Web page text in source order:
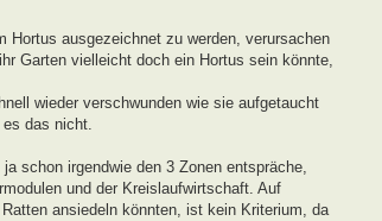
Hortus ausgezeichnet zu werden, verursachen
Garten vielleicht doch ein Hortus sein könnte,
wieder verschwunden wie sie aufgetaucht
das nicht.
schon irgendwie den 3 Zonen entspräche,
und der Kreislaufwirtschaft. Auf
ansiedeln könnten, ist kein Kriterium, da